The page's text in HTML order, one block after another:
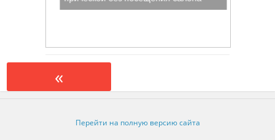
«
Перейти на полную версию сайта